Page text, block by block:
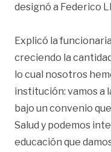
designó a Federico
Explicó la
creciendo la
lo cual nosotros
institución: vamos a
bajo un convenio
Salud y podemos
educación que